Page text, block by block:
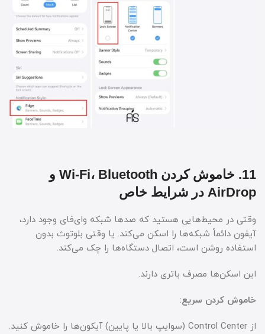
11. خاموش کردن Wi-Fi، Bluetooth و
AirDrop در شرایط خاص
وقتی در محیط‌هایی هستید که صدها شبکه وای‌فای وجود دارد،
آیفون دائماً شبکه‌ها را اسکن می‌کند. یا وقتی بلوتوث بدون
استفاده روشن است، اتصال دستگاه‌ها را چک می‌کند.
این اسکن‌ها مصرف باتری دارند.
خاموش کردن سریع:
از Control Center (سوایپ بالا یا پایین) آیکون‌ها را خاموش کنید.